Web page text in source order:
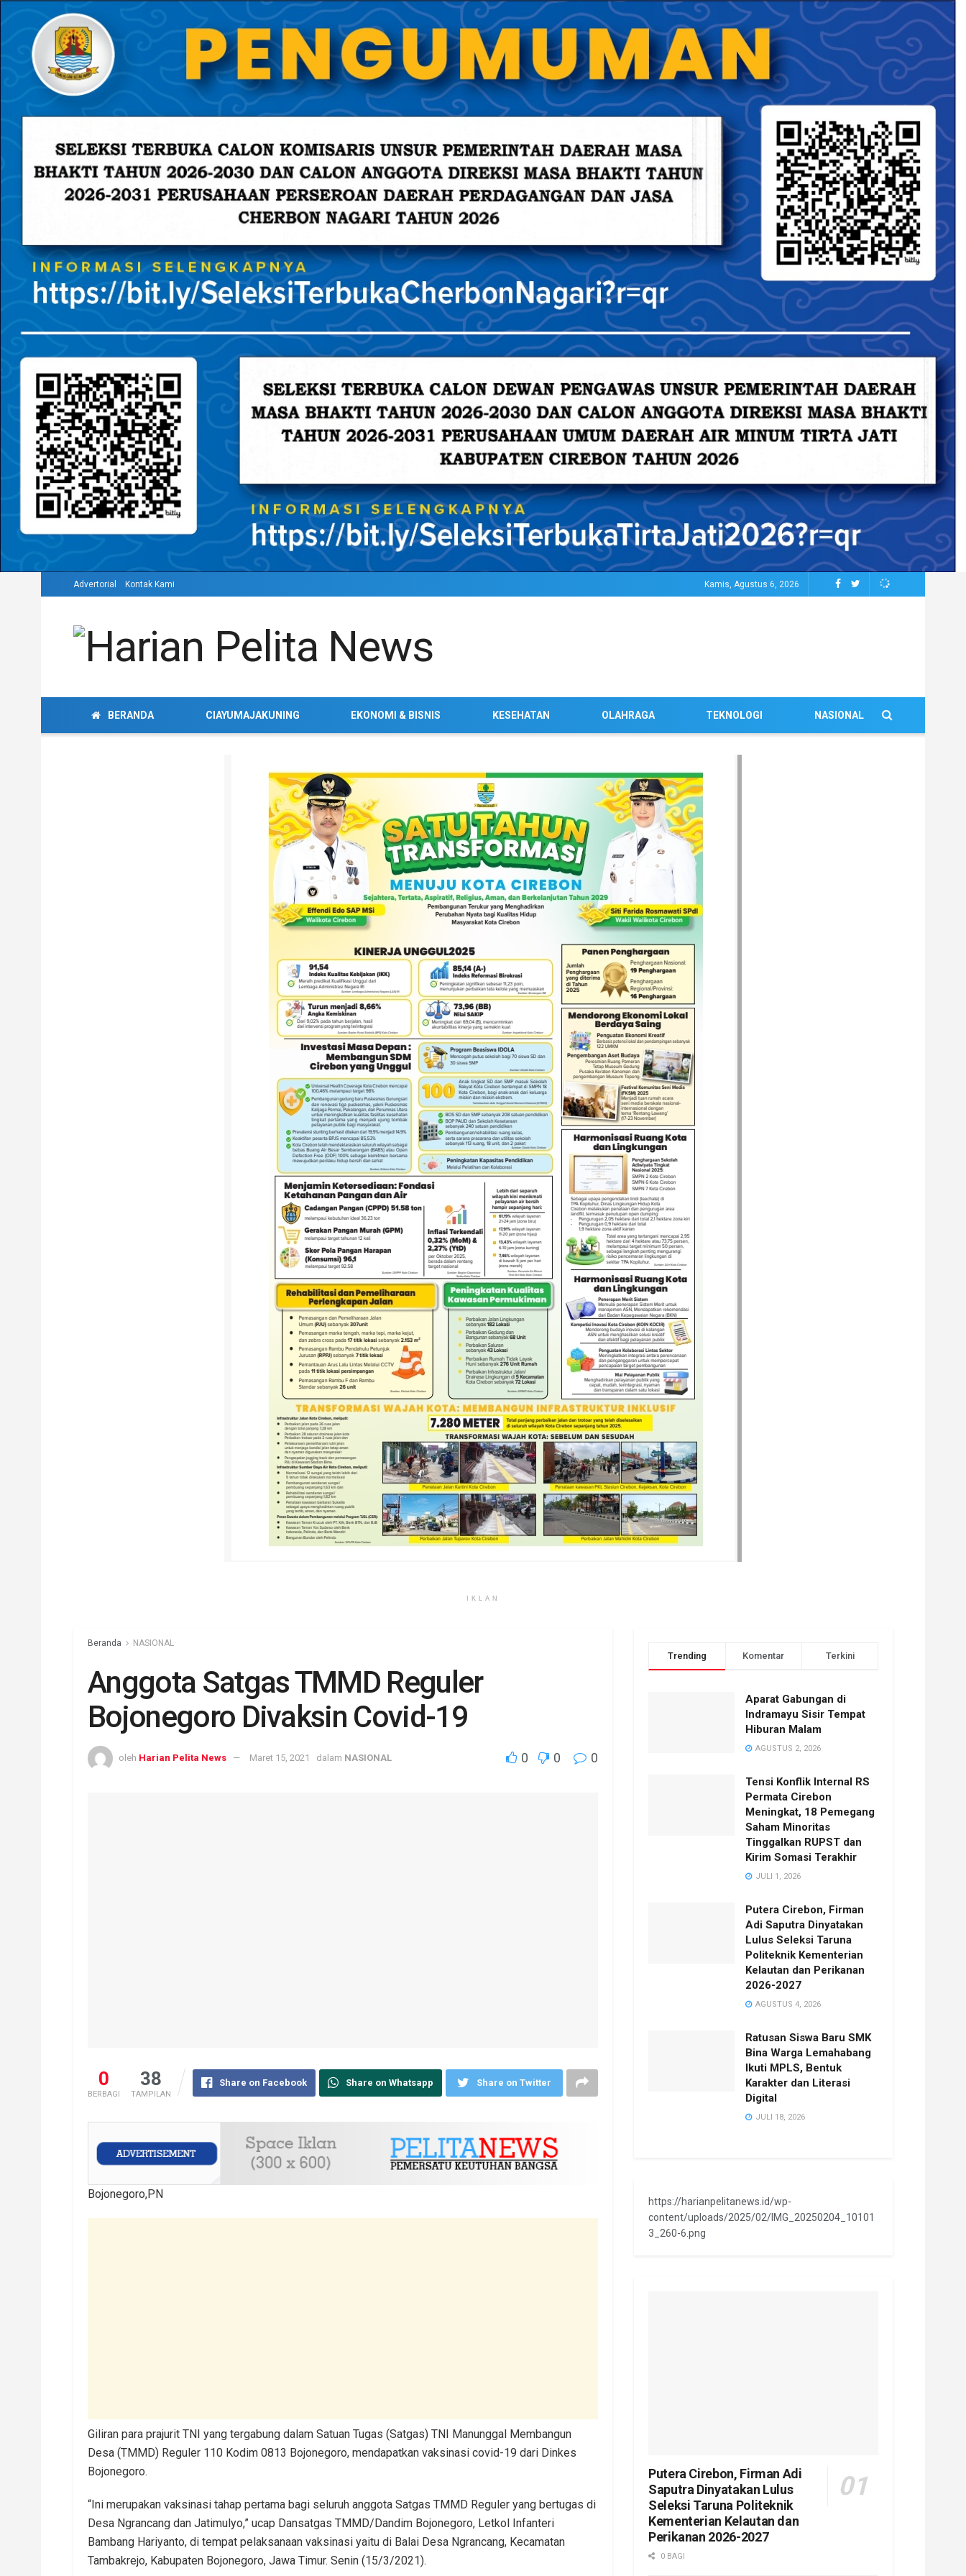
Advertorial Kontak Kami Kamis, Agustus 6, 2026
BERANDA CIAYUMAJAKUNING EKONOMI & BISNIS KESEHATAN OLAHRAGA TEKNOLOGI NASIONAL
IKLAN
Beranda NASIONAL
Anggota Satgas TMMD Reguler
Bojonegoro Divaksin Covid-19
oleh Harian Pelita News Maret 15, 2021 dalam NASIONAL 0 0 0
0
BERBAGI
38
TAMPILAN
Share on Facebook Share on Whatsapp Share on Twitter
Bojonegoro,PN
Giliran para prajurit TNI yang tergabung dalam Satuan Tugas (Satgas) TNI Manunggal Membangun
Desa (TMMD) Reguler 110 Kodim 0813 Bojonegoro, mendapatkan vaksinasi covid-19 dari Dinkes
Bojonegoro.
“Ini merupakan vaksinasi tahap pertama bagi seluruh anggota Satgas TMMD Reguler yang bertugas di
Desa Ngrancang dan Jatimulyo,” ucap Dansatgas TMMD/Dandim Bojonegoro, Letkol Infanteri
Bambang Hariyanto, di tempat pelaksanaan vaksinasi yaitu di Balai Desa Ngrancang, Kecamatan
Tambakrejo, Kabupaten Bojonegoro, Jawa Timur. Senin (15/3/2021).
Trending Komentar Terkini
Aparat Gabungan di
Indramayu Sisir Tempat
Hiburan Malam
AGUSTUS 2, 2026
Tensi Konflik Internal RS
Permata Cirebon
Meningkat, 18 Pemegang
Saham Minoritas
Tinggalkan RUPST dan
Kirim Somasi Terakhir
JULI 1, 2026
Putera Cirebon, Firman
Adi Saputra Dinyatakan
Lulus Seleksi Taruna
Politeknik Kementerian
Kelautan dan Perikanan
2026-2027
AGUSTUS 4, 2026
Ratusan Siswa Baru SMK
Bina Warga Lemahabang
Ikuti MPLS, Bentuk
Karakter dan Literasi
Digital
JULI 18, 2026
https://harianpelitanews.id/wp-
content/uploads/2025/02/IMG_20250204_10101
3_260-6.png
Putera Cirebon, Firman Adi
Saputra Dinyatakan Lulus
Seleksi Taruna Politeknik
Kementerian Kelautan dan
Perikanan 2026-2027
0 BAGI